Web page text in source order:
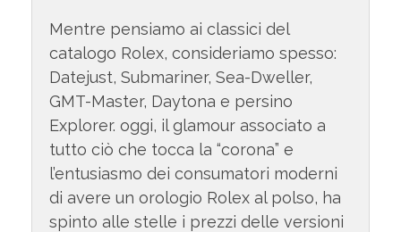
Mentre pensiamo ai classici del
catalogo Rolex, consideriamo spesso:
Datejust, Submariner, Sea-Dweller,
GMT-Master, Daytona e persino
Explorer. oggi, il glamour associato a
tutto ciò che tocca la “corona” e
l’entusiasmo dei consumatori moderni
di avere un orologio Rolex al polso, ha
spinto alle stelle i prezzi delle versioni